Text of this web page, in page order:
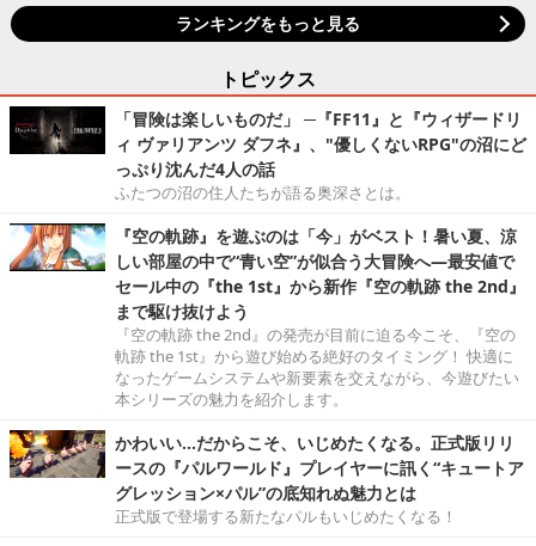
ランキングをもっと見る
トピックス
「冒険は楽しいものだ」 ─『FF11』と『ウィザードリ
ィ ヴァリアンツ ダフネ』、"優しくないRPG"の沼にど
っぷり沈んだ4人の話
ふたつの沼の住人たちが語る奥深さとは。
『空の軌跡』を遊ぶのは「今」がベスト！暑い夏、涼
しい部屋の中で“青い空”が似合う大冒険へ―最安値で
セール中の『the 1st』から新作『空の軌跡 the 2nd』
まで駆け抜けよう
『空の軌跡 the 2nd』の発売が目前に迫る今こそ、『空の
軌跡 the 1st』から遊び始める絶好のタイミング！ 快適に
なったゲームシステムや新要素を交えながら、今遊びたい
本シリーズの魅力を紹介します。
かわいい…だからこそ、いじめたくなる。正式版リリ
ースの『パルワールド』プレイヤーに訊く“キュートア
グレッション×パル”の底知れぬ魅力とは
正式版で登場する新たなパルもいじめたくなる！